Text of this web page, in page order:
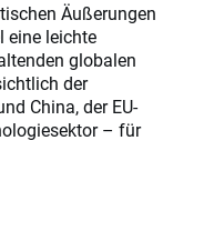
Äußerungen
eine leichte
globalen
der
China, der EU-
– für